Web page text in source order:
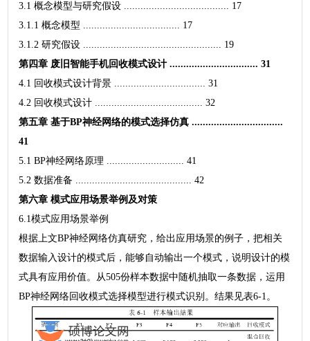
3.1 概念模型与研究假设 ...................................... 17
3.1.1 概念模型 ................................... 17
3.1.2 研究假设 .................................................. 19
第四章 废旧智能手机回收模式设计 ................................ 31
4.1 回收模式设计背景 ................................. 31
4.2 回收模式设计 ....................................... 32
第五章 基于BP神经网络的模式选择仿真 .................................
41
5.1 BP神经网络原理 ............................ 41
5.2 数据准备 .......................................... 42
第六章 模式应用场景举例及对策
6.1模式应用场景举例
根据上文BP神经网络仿真研究，给出应用场景的例子，把相关
数据输入设计的模式后，能够自动输出一个模式，说明设计的模
式具有应用价值。从505份样本数据中随机抽取一条数据，运用
BP神经网络回收模式选择模型进行模式识别。结果见表6-1。